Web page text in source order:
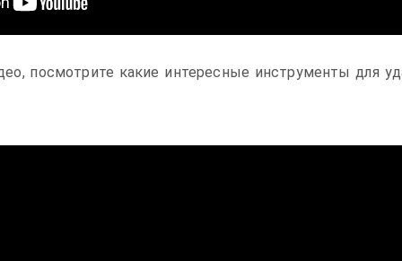
посмотрите какие интересные инструменты для